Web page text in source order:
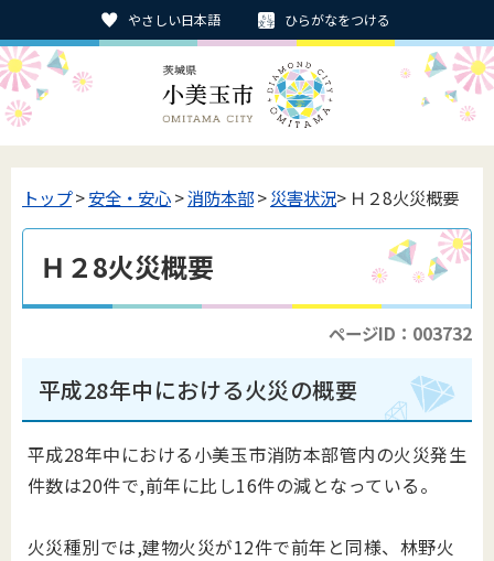
やさしい日本語 ひらがなをつける
トップ>安全・安心>消防本部>災害状況> Ｈ２8火災概要
Ｈ２8火災概要
ページID：003732
平成28年中における火災の概要
平成28年中における小美玉市消防本部管内の火災発生
件数は20件で,前年に比し16件の減となっている。
火災種別では,建物火災が12件で前年と同様、林野火